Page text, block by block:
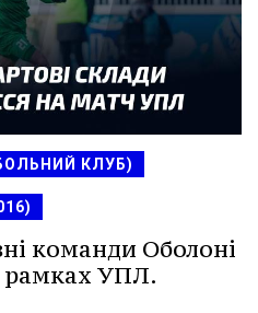
КЛУБ)
команди Оболоні
рамках УПЛ.